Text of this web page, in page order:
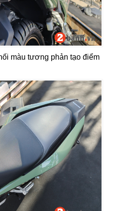
màu tương phản tạo điểm